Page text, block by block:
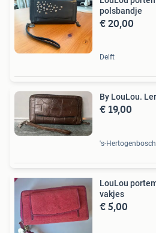
polsbandje
€ 20,00
Delft
By LouLou.
€ 19,00
's-Hertogenbosch
LouLou
vakjes
€ 5,00